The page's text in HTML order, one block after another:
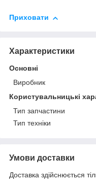
Приховати
Характеристики
Основні
Виробник
Користувальницькі
Тип запчастини
Тип техніки
Умови доставки
Доставка здійснюється